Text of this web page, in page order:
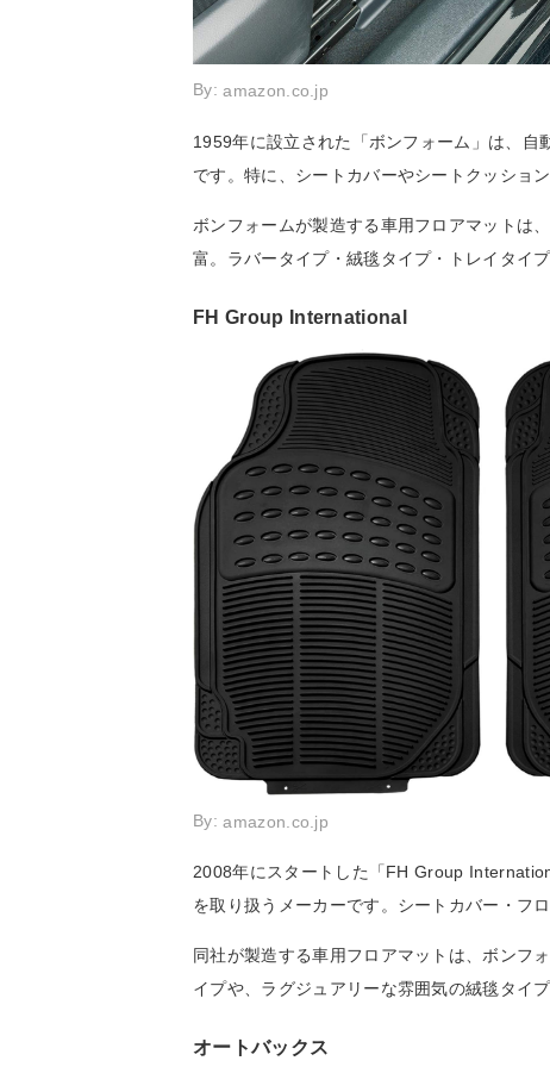
By:amazon.co.jp
1959年に設立された「ボンフォーム」は、自
です。特に、シートカバーやシートクッショ
ボンフォームが製造する車用フロアマットは
富。ラバータイプ・絨毯タイプ・トレイタイ
FH Group International
By:amazon.co.jp
2008年にスタートした「FH Group
を取り扱うメーカーです。シートカバー・フ
同社が製造する車用フロアマットは、ボンフ
イプや、ラグジュアリーな雰囲気の絨毯タイ
オートバックス